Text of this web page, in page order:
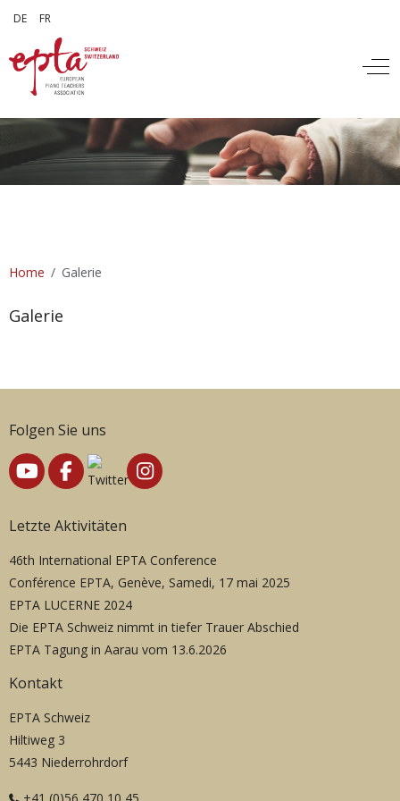
Sprache auswählen
DE FR
Off-
Home Galerie
Galerie
Folgen Sie uns
Letzte Aktivitäten
46th International EPTA Conference
Conférence EPTA, Genève, Samedi, 17 mai 2025
EPTA LUCERNE 2024
Die EPTA Schweiz nimmt in tiefer Trauer Abschied
EPTA Tagung in Aarau vom 13.6.2026
Kontakt
EPTA Schweiz
Hiltiweg 3
5443 Niederrohrdorf